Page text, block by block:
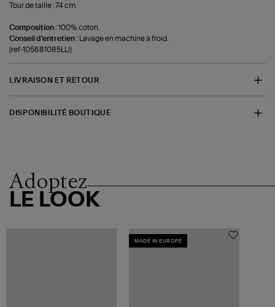
Tour de taille : 74 cm.
Composition :100% coton.
Conseil d'entretien :
Lavage en machine à froid.
(ref-105681085LLI)
LIVRAISON ET RETOUR
DISPONIBILITÉ BOUTIQUE
Adoptez
LE LOOK
MADE IN EUROPE